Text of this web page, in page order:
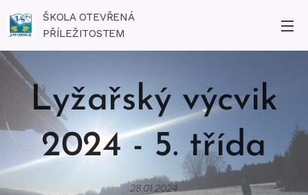
ŠKOLA OTEVŘENÁ
PŘÍLEŽITOSTEM
Lyžařský výcvik
2024 - 5. třída
28.01.2024